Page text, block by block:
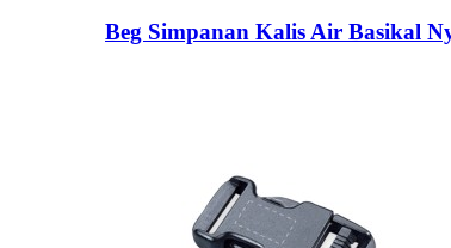
Beg Simpanan Kalis Air Basikal